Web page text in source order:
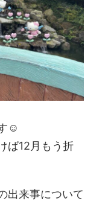
☺︎
ば12月もう折
出来事について